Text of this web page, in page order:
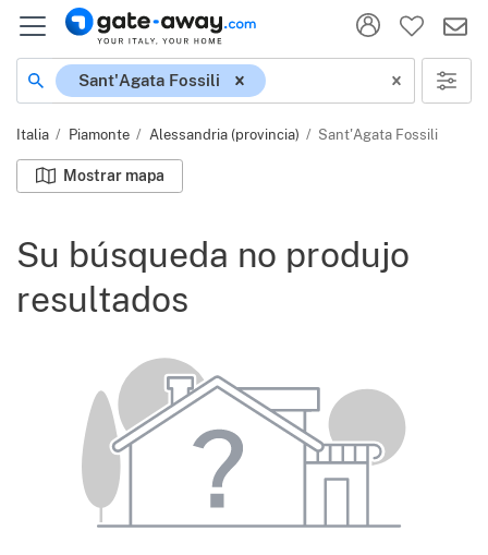
Ubicación
Sant'Agata Fossili
Italia Piamonte Alessandria (provincia) Sant'Agata Fossili
Mostrar mapa
Su búsqueda no produjo
resultados